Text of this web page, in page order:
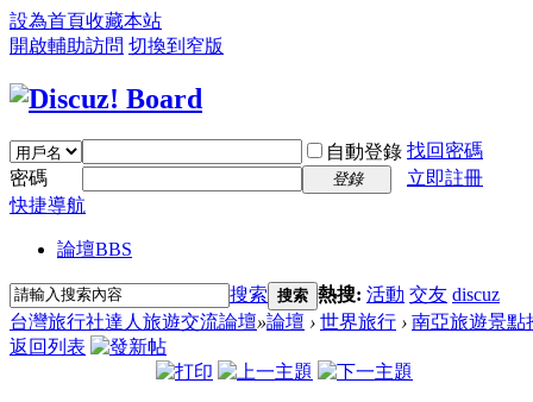
設為首頁收藏本站
開啟輔助訪問 切換到窄版
自動登錄 找回密碼
密碼
登錄
立即註冊
快捷導航
論壇BBS
搜索 搜索 熱搜: 活動 交友 discuz
台灣旅行社達人旅遊交流論壇»論壇 › 世界旅行 › 南亞旅遊景點
返回列表